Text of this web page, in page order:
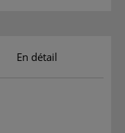
En détail